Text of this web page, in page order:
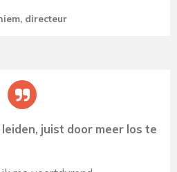
directeur
juist door meer los te